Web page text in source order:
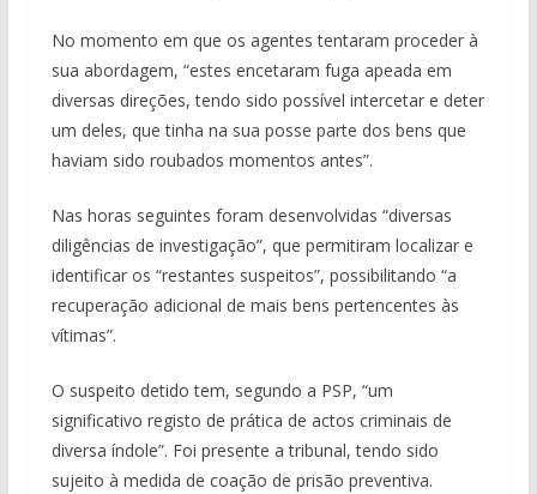
No momento em que os agentes tentaram proceder à
sua abordagem, “estes encetaram fuga apeada em
diversas direções, tendo sido possível intercetar e deter
um deles, que tinha na sua posse parte dos bens que
haviam sido roubados momentos antes”.
Nas horas seguintes foram desenvolvidas “diversas
diligências de investigação”, que permitiram localizar e
identificar os “restantes suspeitos”, possibilitando “a
recuperação adicional de mais bens pertencentes às
vítimas”.
O suspeito detido tem, segundo a PSP, “um
significativo registo de prática de actos criminais de
diversa índole”. Foi presente a tribunal, tendo sido
sujeito à medida de coação de prisão preventiva.